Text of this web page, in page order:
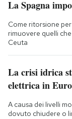
La Spagna
Come ritorsione
rimuovere quelli
Ceuta
La crisi idrica
elettrica in
A causa dei livelli
dovuto chiudere o